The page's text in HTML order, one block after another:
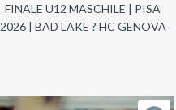
FINALE U12 MASCHILE | PISA
2026 | BAD LAKE ? HC GENOVA